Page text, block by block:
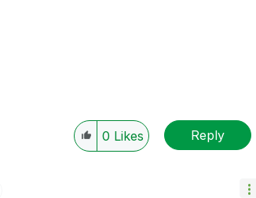
0 Likes Reply